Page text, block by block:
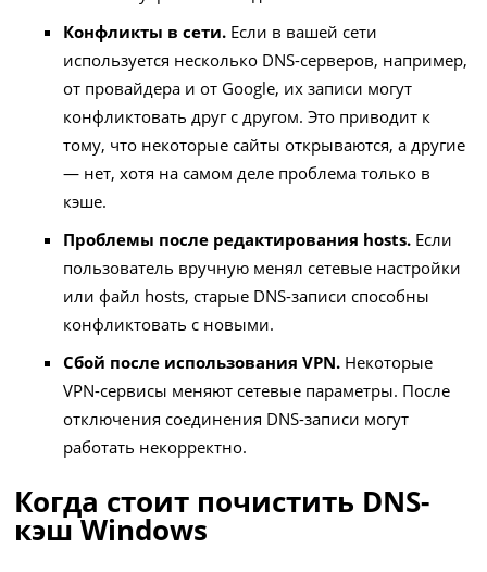
Конфликты в сети. Если в вашей сети
используется несколько DNS-серверов, например,
от провайдера и от Google, их записи могут
конфликтовать друг с другом. Это приводит к
тому, что некоторые сайты открываются, а другие
— нет, хотя на самом деле проблема только в
кэше.
Проблемы после редактирования hosts. Если
пользователь вручную менял сетевые настройки
или файл hosts, старые DNS-записи способны
конфликтовать с новыми.
Сбой после использования VPN. Некоторые
VPN-сервисы меняют сетевые параметры. После
отключения соединения DNS-записи могут
работать некорректно.
Когда стоит почистить DNS-
кэш Windows